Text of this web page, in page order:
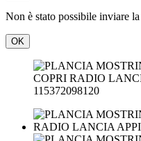
Non è stato possibile inviare
OK
115372098120